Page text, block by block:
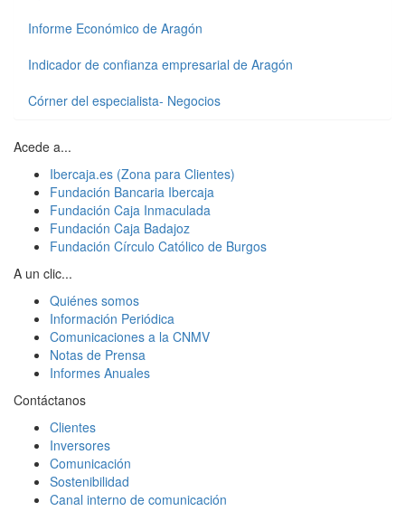
Informe Económico de Aragón
Indicador de confianza empresarial de Aragón
Córner del especialista- Negocios
Acede a...
Ibercaja.es (Zona para Clientes)
Fundación Bancaria Ibercaja
Fundación Caja Inmaculada
Fundación Caja Badajoz
Fundación Círculo Católico de Burgos
A un clic...
Quiénes somos
Información Periódica
Comunicaciones a la CNMV
Notas de Prensa
Informes Anuales
Contáctanos
Clientes
Inversores
Comunicación
Sostenibilidad
Canal interno de comunicación